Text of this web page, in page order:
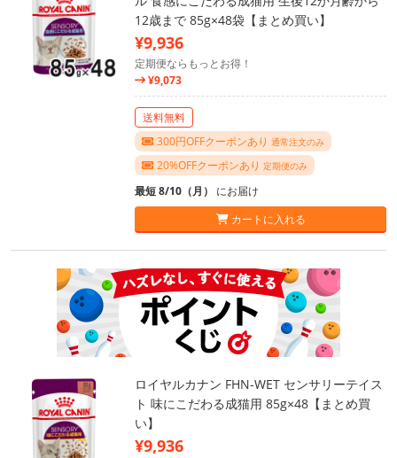
12歳まで 85g×48袋【まとめ買い】
¥9,936
定期便ならもっとお得！
¥9,073
送料無料
300円OFFクーポンあり 通常注文のみ
20%OFFクーポンあり 定期便のみ
最短 8/10（月） にお届け
カートに入れる
ロイヤルカナン FHN-WET センサリーテイス
ト 味にこだわる成猫用 85g×48【まとめ買
い】
¥9,936